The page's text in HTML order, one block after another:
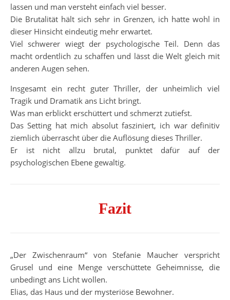
lassen und man versteht einfach viel besser.
Die Brutalität hält sich sehr in Grenzen, ich hatte wohl in
dieser Hinsicht eindeutig mehr erwartet.
Viel schwerer wiegt der psychologische Teil. Denn das
macht ordentlich zu schaffen und lässt die Welt gleich mit
anderen Augen sehen.
Insgesamt ein recht guter Thriller, der unheimlich viel
Tragik und Dramatik ans Licht bringt.
Was man erblickt erschüttert und schmerzt zutiefst.
Das Setting hat mich absolut fasziniert, ich war definitiv
ziemlich überrascht über die Auflösung dieses Thriller.
Er ist nicht allzu brutal, punktet dafür auf der
psychologischen Ebene gewaltig.
Fazit
„Der Zwischenraum“ von Stefanie Maucher verspricht
Grusel und eine Menge verschüttete Geheimnisse, die
unbedingt ans Licht wollen.
Elias, das Haus und der mysteriöse Bewohner.